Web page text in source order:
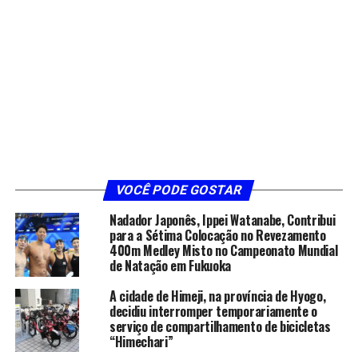
VOCÊ PODE GOSTAR
Nadador Japonês, Ippei Watanabe, Contribui
para a Sétima Colocação no Revezamento
400m Medley Misto no Campeonato Mundial
de Natação em Fukuoka
A cidade de Himeji, na província de Hyogo,
decidiu interromper temporariamente o
serviço de compartilhamento de bicicletas
“Himechari”